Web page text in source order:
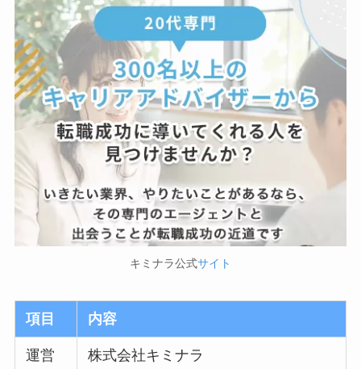
キミナラ公式サイト
項目 内容
運営
株式会社キミナラ